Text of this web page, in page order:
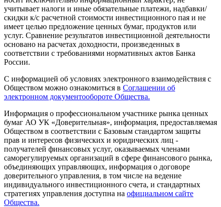
учитывает налоги и иные обязательные платежи, надбавки/
скидки к/с расчетной стоимости инвестиционного пая и не
имеет целью предложение ценных бумаг, продуктов или
услуг. Сравнение результатов инвестиционной деятельности
основано на расчетах доходности, произведенных в
соответствии с требованиями нормативных актов Банка
России.
С информацией об условиях электронного взаимодействия с
Обществом можно ознакомиться в Соглашении об
электронном документообороте Общества.
Информация о профессиональном участнике рынка ценных
бумаг АО УК «Доверительная», информация, предоставляемая
Обществом в соответствии с Базовым стандартом защиты
прав и интересов физических и юридических лиц -
получателей финансовых услуг, оказываемых членами
саморегулируемых организаций в сфере финансового рынка,
объединяющих управляющих, информация о договоре
доверительного управления, в том числе на ведение
индивидуального инвестиционного счета, и стандартных
стратегиях управления доступна на официальном сайте
Общества.